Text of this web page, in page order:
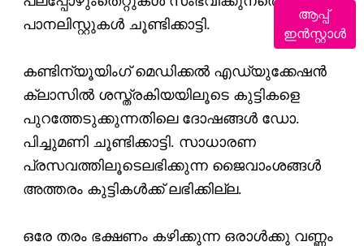
പാനലിസ്റ്റുകള്‍ ചൂണ്ടിക്കാട്ടി.
കണ്ടിന്യൂയിംഗ് മെഡിക്കല്‍ എഡ്യുക്കേഷന്‍
ക്ലാസില്‍ ശസ്ത്രകിയയിലൂടെ കുട്ടികളെ
പുറത്തേടുക്കുന്നതിലെ ദോഷങ്ങള്‍ ഡോ.
പിച്ചുമണി ചൂണ്ടിക്കാട്ടി. സാധാരണ
പ്രസവത്തിലൂടെലഭിക്കുന്ന ജൈവാംശങ്ങള്‍
അത്തരം കുട്ടികള്‍ക്ക് ലഭിക്കില്ല.
ഒരേ തരം ഭക്ഷണം കഴിക്കുന്ന ഒരാള്‍ക്കു വണ്ണം
ആപ്പ്
ഇൻസ്റ്റാൾ